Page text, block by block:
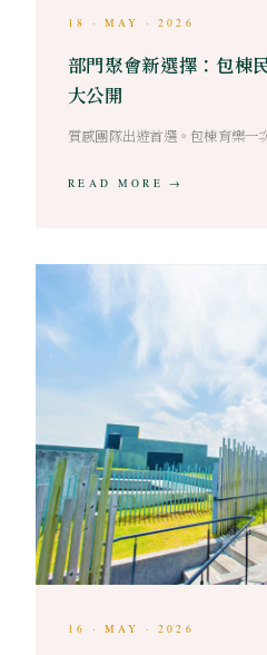
18 · MAY · 2026
部門聚會新選擇：包棟
大公開
質感團隊出遊首選。包棟育樂一
READ MORE →
16 · MAY · 2026